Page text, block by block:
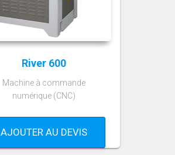
River 600
Machine à commande
numérique (CNC)
AJOUTER AU DEVIS